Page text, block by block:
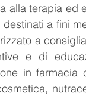
alla terapia ed
a fini
a
e di
in farmacia